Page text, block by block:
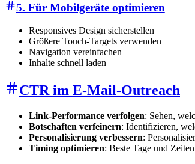
5. Für Mobilgeräte optimieren
Responsives Design sicherstellen
Größere Touch-Targets verwenden
Navigation vereinfachen
Inhalte schnell laden
CTR im E-Mail-Outreach
Link-Performance verfolgen: Sehen,
Botschaften verfeinern: Identifizieren,
Personalisierung verbessern:
Timing optimieren: Beste Tage und